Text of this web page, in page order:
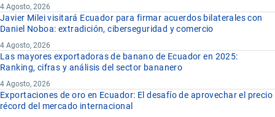
4 Agosto, 2026
Javier Milei visitará Ecuador para firmar acuerdos bilaterales con
Daniel Noboa: extradición, ciberseguridad y comercio
4 Agosto, 2026
Las mayores exportadoras de banano de Ecuador en 2025:
Ranking, cifras y análisis del sector bananero
4 Agosto, 2026
Exportaciones de oro en Ecuador: El desafío de aprovechar el precio
récord del mercado internacional